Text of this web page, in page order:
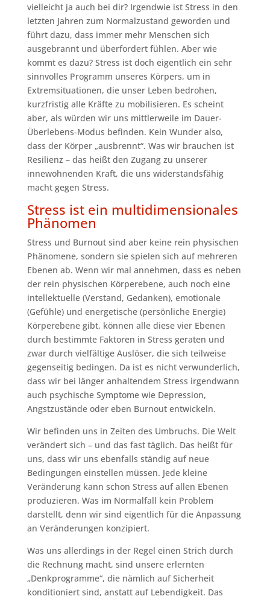
vielleicht ja auch bei dir? Irgendwie ist Stress in den
letzten Jahren zum Normalzustand geworden und
führt dazu, dass immer mehr Menschen sich
ausgebrannt und überfordert fühlen. Aber wie
kommt es dazu? Stress ist doch eigentlich ein sehr
sinnvolles Programm unseres Körpers, um in
Extremsituationen, die unser Leben bedrohen,
kurzfristig alle Kräfte zu mobilisieren. Es scheint
aber, als würden wir uns mittlerweile im Dauer-
Überlebens-Modus befinden. Kein Wunder also,
dass der Körper „ausbrennt“. Was wir brauchen ist
Resilienz – das heißt den Zugang zu unserer
innewohnenden Kraft, die uns widerstandsfähig
macht gegen Stress.
Stress ist ein multidimensionales
Phänomen
Stress und Burnout sind aber keine rein physischen
Phänomene, sondern sie spielen sich auf mehreren
Ebenen ab. Wenn wir mal annehmen, dass es neben
der rein physischen Körperebene, auch noch eine
intellektuelle (Verstand, Gedanken), emotionale
(Gefühle) und energetische (persönliche Energie)
Körperebene gibt, können alle diese vier Ebenen
durch bestimmte Faktoren in Stress geraten und
zwar durch vielfältige Auslöser, die sich teilweise
gegenseitig bedingen. Da ist es nicht verwunderlich,
dass wir bei länger anhaltendem Stress irgendwann
auch psychische Symptome wie Depression,
Angstzustände oder eben Burnout entwickeln.
Wir befinden uns in Zeiten des Umbruchs. Die Welt
verändert sich – und das fast täglich. Das heißt für
uns, dass wir uns ebenfalls ständig auf neue
Bedingungen einstellen müssen. Jede kleine
Veränderung kann schon Stress auf allen Ebenen
produzieren. Was im Normalfall kein Problem
darstellt, denn wir sind eigentlich für die Anpassung
an Veränderungen konzipiert.
Was uns allerdings in der Regel einen Strich durch
die Rechnung macht, sind unsere erlernten
„Denkprogramme“, die nämlich auf Sicherheit
konditioniert sind, anstatt auf Lebendigkeit. Das